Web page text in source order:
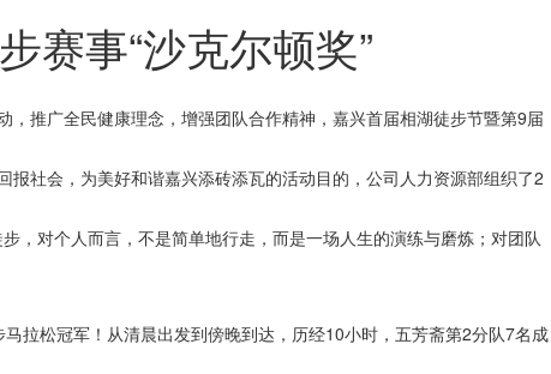
赛事“沙克尔顿奖”
推广全民健康理念，增强团队合作精神，嘉兴首届相湖徒步节暨第9届
社会，为美好和谐嘉兴添砖添瓦的活动目的，公司人力资源部组织了2
，对个人而言，不是简单地行走，而是一场人生的演练与磨炼；对团队
拉松冠军！从清晨出发到傍晚到达，历经10小时，五芳斋第2分队7名成